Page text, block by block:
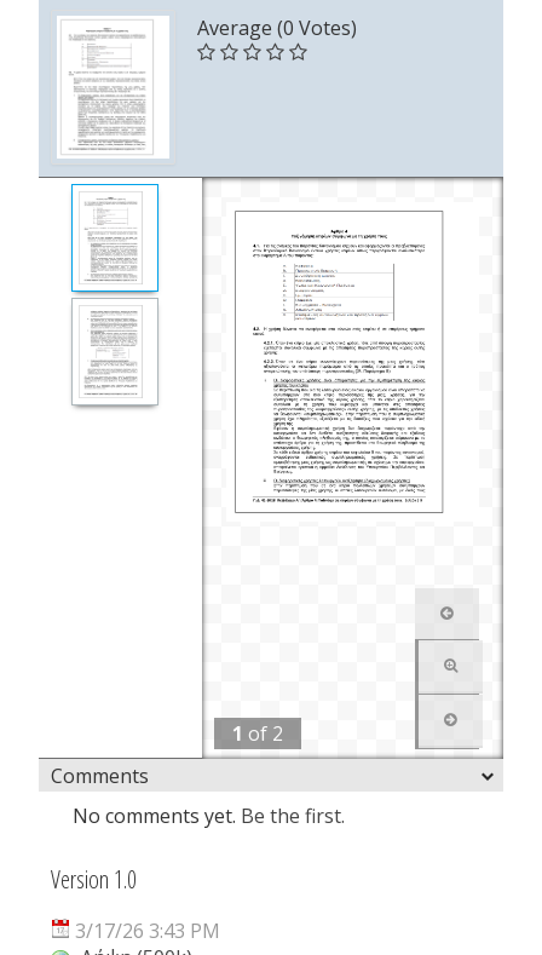
Average (0 Votes)
1 of 2
Comments
No comments yet. Be the first.
Version 1.0
3/17/26 3:43 PM